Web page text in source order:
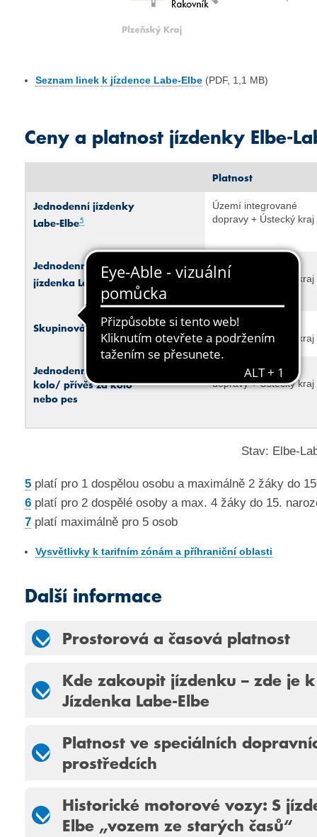
Seznam linek k jízdence Labe-Elbe (PDF, 1,1 MB)
Ceny a platnost jízdenky Elbe-
Platnost
Jednodenní jízdenky
Labe-Elbe5
Území integrované
dopravy + Ústecký kraj
Jednodenní rodinná
jízdenka Labe-Elbe
6
Území integrované
dopravy + Ústecký kraj
Skupinová jízdenka Labe-Elbe 7
Území integrované
dopravy + Ústecký kraj
Jednodenní jízdenka Elbe-Labe
kolo/ přívěs za kolo
nebo pes
Území integrované
dopravy + Ústecký kraj
Stav: Elbe-
5 platí pro 1 dospělou osobu a maximálně 2 žáky do
6 platí pro 2 dospělé osoby a max. 4 žáky do 15.
7 platí maximálně pro 5 osob
Vysvětlivky k tarifním zónám a příhraniční oblasti
Další informace
Prostorová a časová platnost
Kde zakoupit jízdenku – zde je
Jízdenka Labe-Elbe
Platnost ve speciálních
prostředcích
Historické motorové vozy: S
Elbe „vozem ze starých časů“